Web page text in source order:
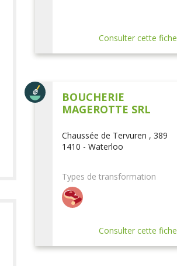
Consulter cette fiche
BOUCHERIE
MAGEROTTE SRL
Chaussée de Tervuren , 389
1410 - Waterloo
Types de transformation
Consulter cette fiche